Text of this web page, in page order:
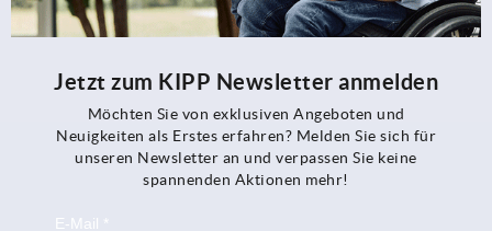
Jetzt zum KIPP Newsletter anmelden
Möchten Sie von exklusiven Angeboten und
Neuigkeiten als Erstes erfahren? Melden Sie sich für
unseren Newsletter an und verpassen Sie keine
spannenden Aktionen mehr!